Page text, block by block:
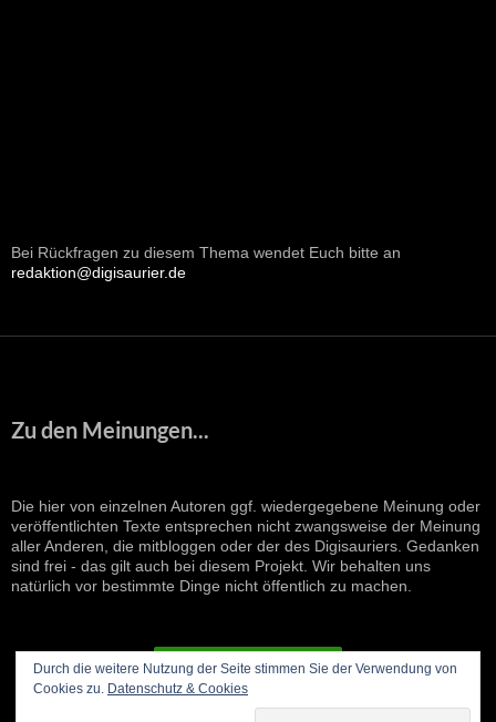
Bei Rückfragen zu diesem Thema wendet Euch bitte an
redaktion@digisaurier.de
Zu den Meinungen...
Die hier von einzelnen Autoren ggf. wiedergegebene Meinung oder
veröffentlichten Texte entsprechen nicht zwangsweise der Meinung
aller Anderen, die mitbloggen oder der des Digisauriers. Gedanken
sind frei - das gilt auch bei diesem Projekt. Wir behalten uns
natürlich vor bestimmte Dinge nicht öffentlich zu machen.
VERTRAG WIDERRUFEN
Durch die weitere Nutzung der Seite stimmen Sie der Verwendung von
Cookies zu. Datenschutz & Cookies